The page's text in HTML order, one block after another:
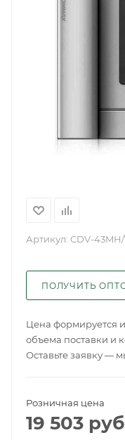
Артикул: CDV-
ПОЛУЧИТЬ
Цена формируется
объема поставки и
Оставьте заявку —
Розничная цена
19 503